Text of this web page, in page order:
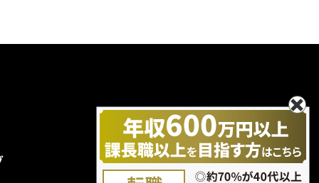
無料エントリー
お問い合わせ